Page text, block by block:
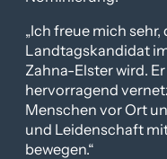
„Ich freue mich
Landtagskandidat
Zahna-Elster wird.
hervorragend
Menschen vor Ort
und Leidenschaft
bewegen.“